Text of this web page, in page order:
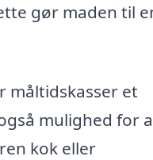
gør maden til
måltidskasser et
mulighed for
kok eller